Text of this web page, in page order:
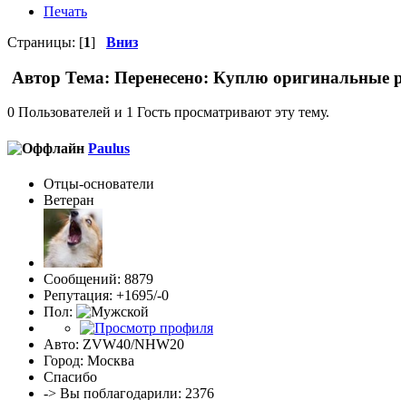
Печать
Страницы: [1] Вниз
Автор Тема: Перенесено: Куплю оригинальные
0 Пользователей и 1 Гость просматривают эту тему.
Paulus
Отцы-основатели
Ветеран
Сообщений: 8879
Репутация: +1695/-0
Пол:
Авто: ZVW40/NHW20
Город: Москва
Спасибо
-> Вы поблагодарили: 2376